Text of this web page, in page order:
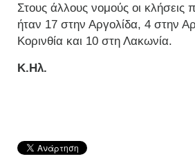
Στους άλλους νομούς οι κλήσεις
ήταν 17 στην Αργολίδα, 4 στην
Κορινθία και 10 στη Λακωνία.
Κ.Ηλ.